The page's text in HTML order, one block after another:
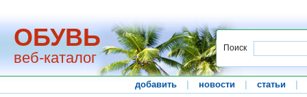
ОБУВЬ
веб-каталог
Поиск
добавить новости статьи